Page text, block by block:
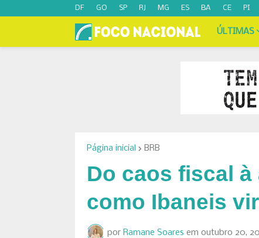
DF GO SP RJ MG ES BA CE PI
ÚLTIMAS
Página inicial BRB
Do caos fiscal
como Ibaneis
por Ramane Soares em outubro 20,